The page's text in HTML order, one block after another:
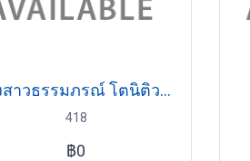
นางสาวธรรมภรณ์ โตนิติวงศ์
418
฿0